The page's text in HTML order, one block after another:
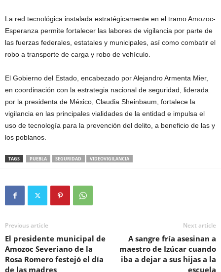
La red tecnológica instalada estratégicamente en el tramo Amozoc-
Esperanza permite fortalecer las labores de vigilancia por parte de
las fuerzas federales, estatales y municipales, así como combatir el
robo a transporte de carga y robo de vehículo.
El Gobierno del Estado, encabezado por Alejandro Armenta Mier,
en coordinación con la estrategia nacional de seguridad, liderada
por la presidenta de México, Claudia Sheinbaum, fortalece la
vigilancia en las principales vialidades de la entidad e impulsa el
uso de tecnología para la prevención del delito, a beneficio de las y
los poblanos.
TAGS PUEBLA SEGURIDAD VIDEOVIGILANCIA
Previous article
El presidente municipal de
Amozoc Severiano de la
Rosa Romero festejó el día
de las madres
Next article
A sangre fría asesinan a
maestro de Izúcar cuando
iba a dejar a sus hijas a la
escuela